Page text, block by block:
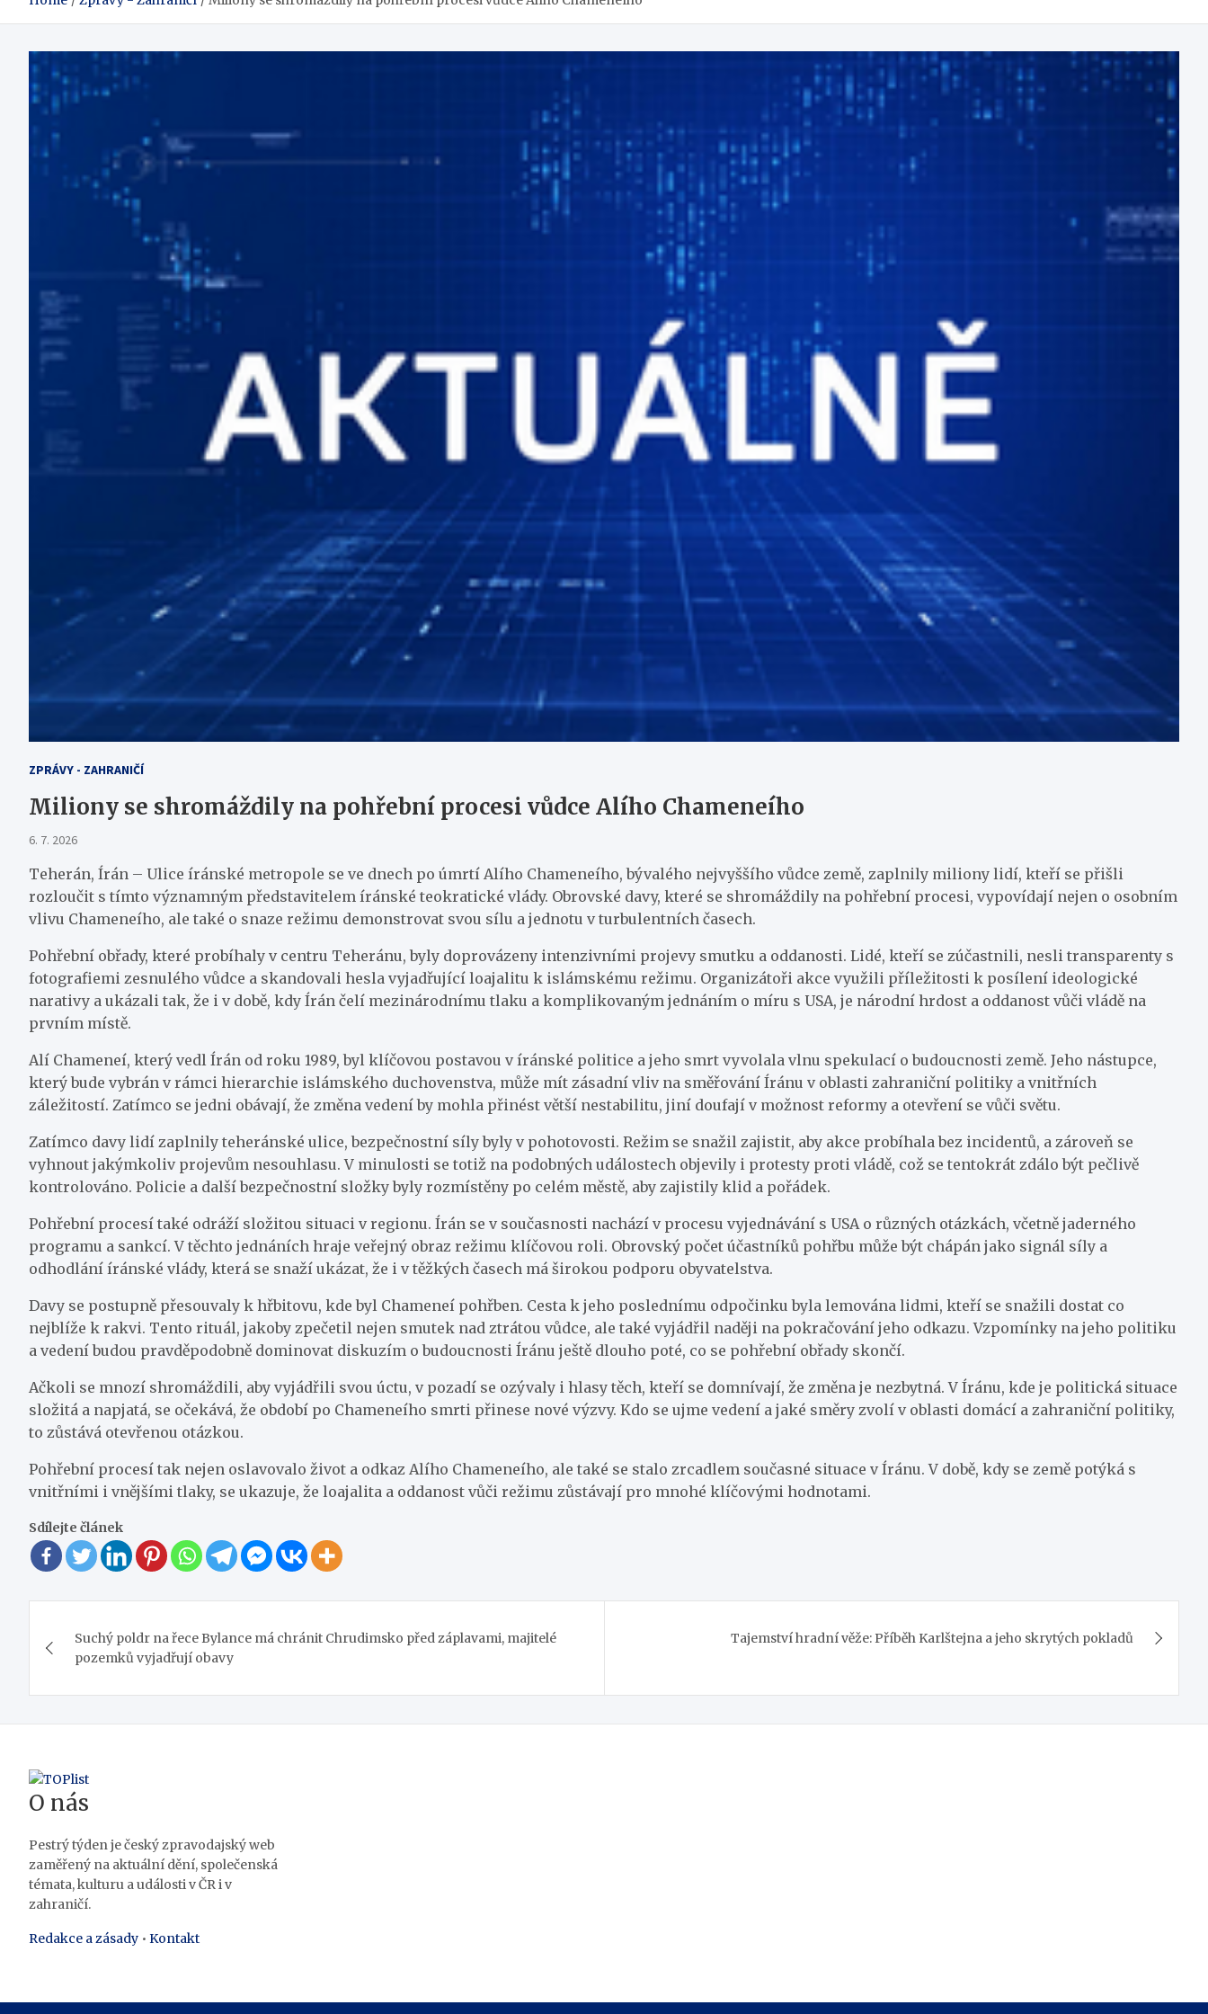
ZPRÁVY - ZAHRANIČÍ
Miliony se shromáždily na pohřební procesi vůdce Alího Chameneího
6. 7. 2026
Teherán, Írán – Ulice íránské metropole se ve dnech po úmrtí Alího Chameneího, bývalého nejvyššího vůdce země, zaplnily miliony lidí, kteří se přišli
rozloučit s tímto významným představitelem íránské teokratické vlády. Obrovské davy, které se shromáždily na pohřební procesi, vypovídají nejen o osobním
vlivu Chameneího, ale také o snaze režimu demonstrovat svou sílu a jednotu v turbulentních časech.
Pohřební obřady, které probíhaly v centru Teheránu, byly doprovázeny intenzivními projevy smutku a oddanosti. Lidé, kteří se zúčastnili, nesli transparenty s
fotografiemi zesnulého vůdce a skandovali hesla vyjadřující loajalitu k islámskému režimu. Organizátoři akce využili příležitosti k posílení ideologické
narativy a ukázali tak, že i v době, kdy Írán čelí mezinárodnímu tlaku a komplikovaným jednáním o míru s USA, je národní hrdost a oddanost vůči vládě na
prvním místě.
Alí Chameneí, který vedl Írán od roku 1989, byl klíčovou postavou v íránské politice a jeho smrt vyvolala vlnu spekulací o budoucnosti země. Jeho nástupce,
který bude vybrán v rámci hierarchie islámského duchovenstva, může mít zásadní vliv na směřování Íránu v oblasti zahraniční politiky a vnitřních
záležitostí. Zatímco se jedni obávají, že změna vedení by mohla přinést větší nestabilitu, jiní doufají v možnost reformy a otevření se vůči světu.
Zatímco davy lidí zaplnily teheránské ulice, bezpečnostní síly byly v pohotovosti. Režim se snažil zajistit, aby akce probíhala bez incidentů, a zároveň se
vyhnout jakýmkoliv projevům nesouhlasu. V minulosti se totiž na podobných událostech objevily i protesty proti vládě, což se tentokrát zdálo být pečlivě
kontrolováno. Policie a další bezpečnostní složky byly rozmístěny po celém městě, aby zajistily klid a pořádek.
Pohřební procesí také odráží složitou situaci v regionu. Írán se v současnosti nachází v procesu vyjednávání s USA o různých otázkách, včetně jaderného
programu a sankcí. V těchto jednáních hraje veřejný obraz režimu klíčovou roli. Obrovský počet účastníků pohřbu může být chápán jako signál síly a
odhodlání íránské vlády, která se snaží ukázat, že i v těžkých časech má širokou podporu obyvatelstva.
Davy se postupně přesouvaly k hřbitovu, kde byl Chameneí pohřben. Cesta k jeho poslednímu odpočinku byla lemována lidmi, kteří se snažili dostat co
nejblíže k rakvi. Tento rituál, jakoby zpečetil nejen smutek nad ztrátou vůdce, ale také vyjádřil naději na pokračování jeho odkazu. Vzpomínky na jeho politiku
a vedení budou pravděpodobně dominovat diskuzím o budoucnosti Íránu ještě dlouho poté, co se pohřební obřady skončí.
Ačkoli se mnozí shromáždili, aby vyjádřili svou úctu, v pozadí se ozývaly i hlasy těch, kteří se domnívají, že změna je nezbytná. V Íránu, kde je politická situace
složitá a napjatá, se očekává, že období po Chameneího smrti přinese nové výzvy. Kdo se ujme vedení a jaké směry zvolí v oblasti domácí a zahraniční politiky,
to zůstává otevřenou otázkou.
Pohřební procesí tak nejen oslavovalo život a odkaz Alího Chameneího, ale také se stalo zrcadlem současné situace v Íránu. V době, kdy se země potýká s
vnitřními i vnějšími tlaky, se ukazuje, že loajalita a oddanost vůči režimu zůstávají pro mnohé klíčovými hodnotami.
Sdílejte článek
pro
příspěvek
Suchý poldr na řece Bylance má chránit Chrudimsko před záplavami, majitelé
pozemků vyjadřují obavy
Tajemství hradní věže: Příběh Karlštejna a jeho skrytých pokladů
O nás
Pestrý týden je český zpravodajský web
zaměřený na aktuální dění, společenská
témata, kulturu a události v ČR i v
zahraničí.
Redakce a zásady • Kontakt